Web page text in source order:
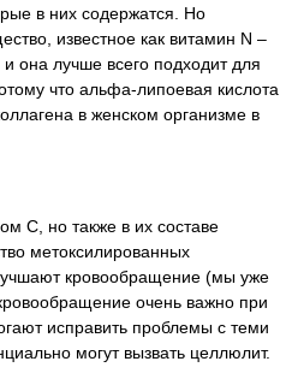
в них содержатся. Но
известное как витамин N –
она лучше всего подходит для
что альфа-липоевая кислота
в женском организме в
С, но также в их составе
метоксилированных
кровообращение (мы уже
очень важно при
исправить проблемы с теми
могут вызвать целлюлит.